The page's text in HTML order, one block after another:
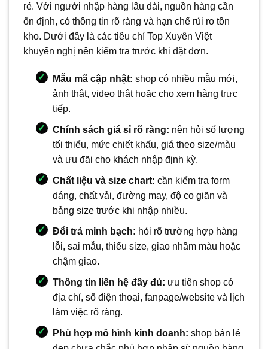
rẻ. Với người nhập hàng lâu dài, nguồn hàng cần
ổn định, có thông tin rõ ràng và hạn chế rủi ro tồn
kho. Dưới đây là các tiêu chí Top Xuyên Việt
khuyến nghị nên kiểm tra trước khi đặt đơn.
Mẫu mã cập nhật: shop có nhiều mẫu mới,
ảnh thật, video thật hoặc cho xem hàng trực
tiếp.
Chính sách giá sỉ rõ ràng: nên hỏi số lượng
tối thiểu, mức chiết khấu, giá theo size/màu
và ưu đãi cho khách nhập định kỳ.
Chất liệu và size chart: cần kiểm tra form
dáng, chất vải, đường may, độ co giãn và
bảng size trước khi nhập nhiều.
Đổi trả minh bạch: hỏi rõ trường hợp hàng
lỗi, sai mẫu, thiếu size, giao nhầm màu hoặc
chậm giao.
Thông tin liên hệ đầy đủ: ưu tiên shop có
địa chỉ, số điện thoại, fanpage/website và lịch
làm việc rõ ràng.
Phù hợp mô hình kinh doanh: shop bán lẻ